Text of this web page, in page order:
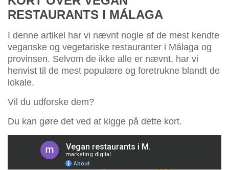
RESTAURANTS I MÁLAGA
I denne artikel har vi nævnt nogle af de mest kendte
veganske og vegetariske restauranter i Málaga og
provinsen. Selvom de ikke alle er nævnt, har vi
henvist til de mest populære og foretrukne blandt de
lokale.
Vil du udforske dem?
Du kan gøre det ved at kigge på dette kort.